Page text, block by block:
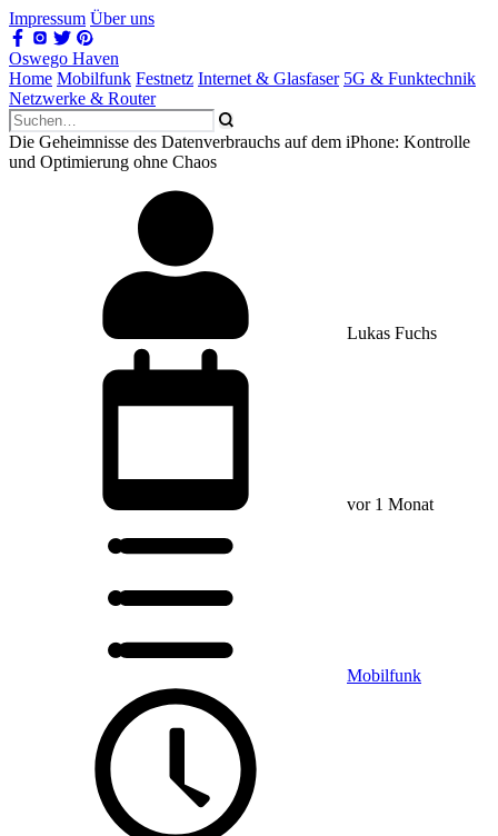
Impressum Über uns
Oswego Haven
Home Mobilfunk Festnetz Internet & Glasfaser 5G & Funktechnik
Netzwerke & Router
Die Geheimnisse des Datenverbrauchs auf dem iPhone: Kontrolle
und Optimierung ohne Chaos
Lukas Fuchs
vor 1 Monat
Mobilfunk